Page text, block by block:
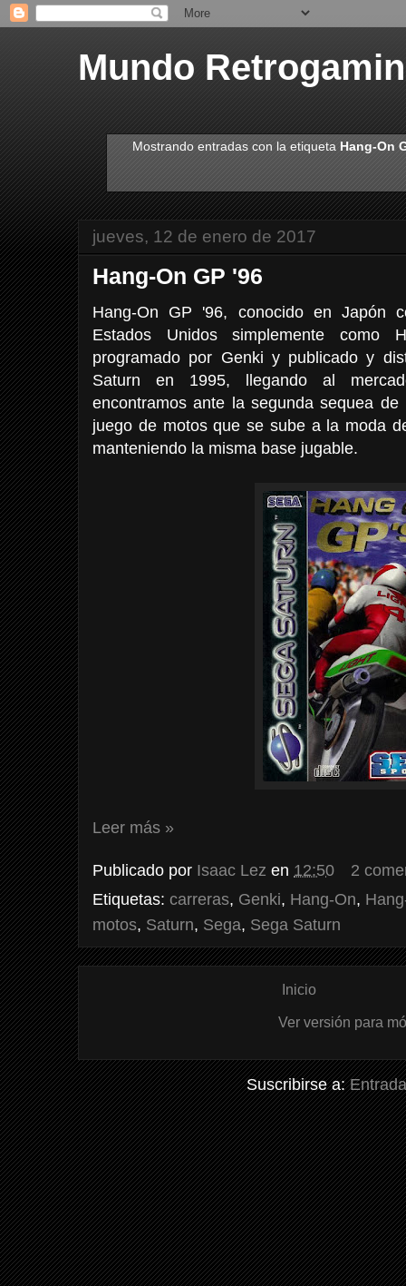
Mundo
Mostrando entradas con la etiqueta Hang-On
jueves, 12 de enero de 2017
Hang-On GP '96
Hang-On GP '96, conocido en Japón
Estados Unidos simplemente como
programado por Genki y publicado y
Saturn en 1995, llegando al
encontramos ante la segunda sequea
juego de motos que se sube a la moda
manteniendo la misma base jugable.
Leer más »
Publicado por Isaac Lez en 12:50
2
Etiquetas: carreras, Genki, Hang-On,
motos, Saturn, Sega, Sega Saturn
Inicio
Ver versión para
Suscribirse a: